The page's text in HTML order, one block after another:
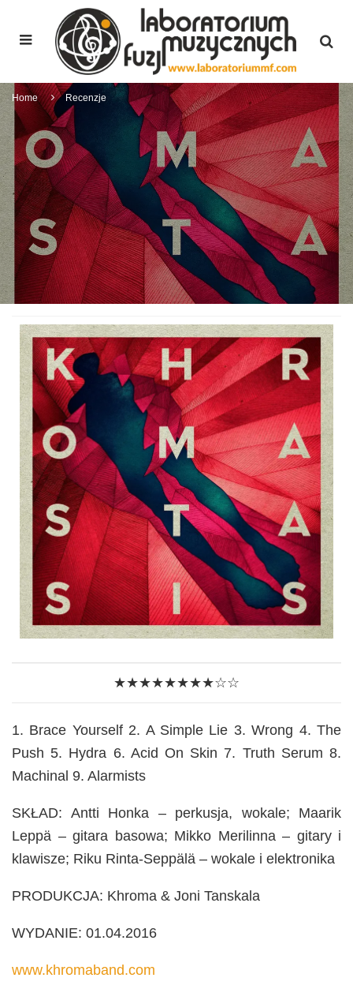
Home Recenzje
★★★★★★★★☆☆
1. Brace Yourself 2. A Simple Lie 3. Wrong 4. The
Push 5. Hydra 6. Acid On Skin 7. Truth Serum 8.
Machinal 9. Alarmists
SKŁAD: Antti Honka – perkusja, wokale; Maarik
Leppä – gitara basowa; Mikko Merilinna – gitary i
klawisze; Riku Rinta-Seppälä – wokale i elektronika
PRODUKCJA: Khroma & Joni Tanskala
WYDANIE: 01.04.2016
www.khromaband.com